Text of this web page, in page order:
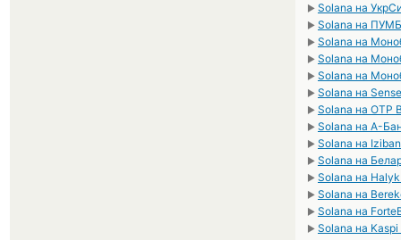
► Solana на
► Solana на
► Solana на
► Solana на
► Solana на
► Solana на
► Solana на OTP
► Solana на А-
► Solana на
► Solana на
► Solana на
► Solana на
► Solana на
► Solana на